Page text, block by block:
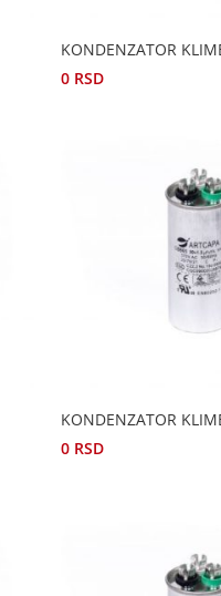
KONDENZATOR
0 RSD
KONDENZATOR
0 RSD